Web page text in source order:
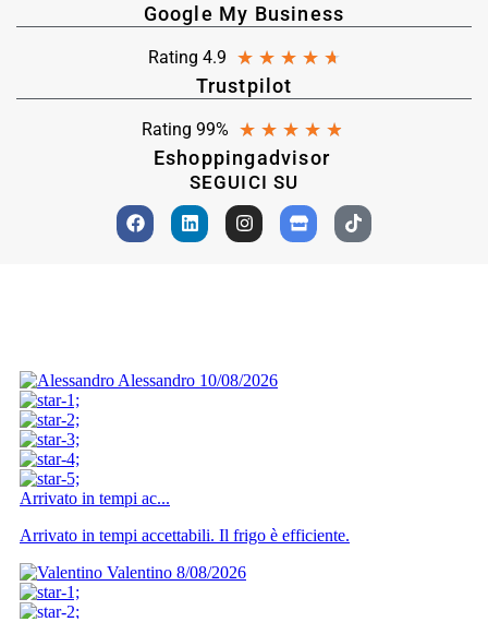
Google My Business
Rating 4.9 ★ ★ ★ ★ ★
Trustpilot
Rating 99% ★ ★ ★ ★ ★
Eshoppingadvisor
SEGUICI SU